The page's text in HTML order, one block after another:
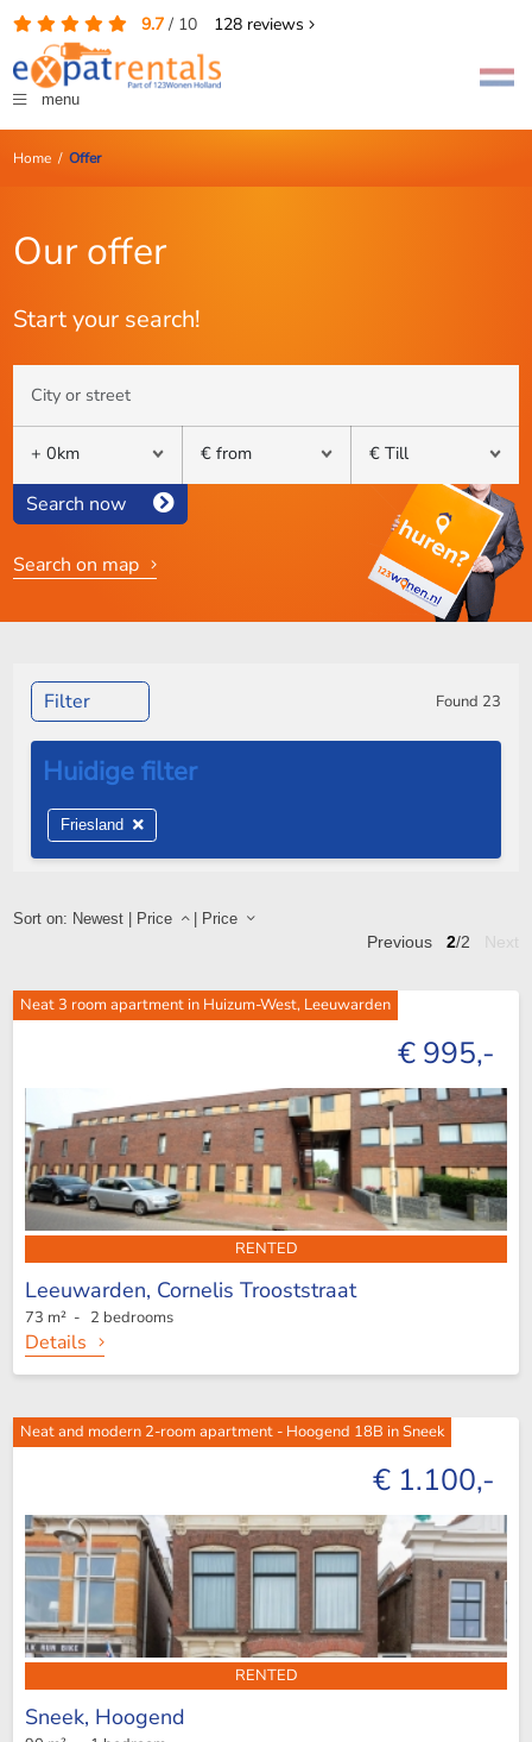
9.7/ 10 128reviews
menu
Home/ Offer
Our offer
Start your search!
Search now
Search on map
Sort on: Newest| Price | Price
Previous 2/2
Neat 3 room apartment in Huizum-West, Leeuwarden
€ 995,-
RENTED
Leeuwarden, Cornelis Trooststraat
73 m² - 2 bedrooms
Details
Neat and modern 2-room apartment - Hoogend 18B in Sneek
€ 1.100,-
RENTED
Sneek, Hoogend
Filter Found 23
Friesland